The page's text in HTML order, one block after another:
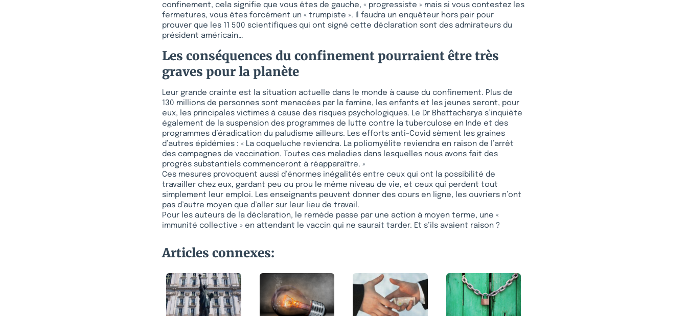
confinement, cela signifie que vous êtes de gauche, « progressiste » mais si vous contestez les
fermetures, vous êtes forcément un « trumpiste ». Il faudra un enquêteur hors pair pour
prouver que les 11 500 scientifiques qui ont signé cette déclaration sont des admirateurs du
président américain…
Les conséquences du confinement pourraient être très
graves pour la planète
Leur grande crainte est la situation actuelle dans le monde à cause du confinement. Plus de
130 millions de personnes sont menacées par la famine, les enfants et les jeunes seront, pour
eux, les principales victimes à cause des risques psychologiques. Le Dr Bhattacharya s’inquiète
également de la suspension des programmes de lutte contre la tuberculose en Inde et des
programmes d’éradication du paludisme ailleurs. Les efforts anti-Covid sèment les graines
d’autres épidémies : « La coqueluche reviendra. La poliomyélite reviendra en raison de l’arrêt
des campagnes de vaccination. Toutes ces maladies dans lesquelles nous avons fait des
progrès substantiels commenceront à réapparaître. »
Ces mesures provoquent aussi d’énormes inégalités entre ceux qui ont la possibilité de
travailler chez eux, gardant peu ou prou le même niveau de vie, et ceux qui perdent tout
simplement leur emploi. Les enseignants peuvent donner des cours en ligne, les ouvriers n’ont
pas d’autre moyen que d’aller sur leur lieu de travail.
Pour les auteurs de la déclaration, le remède passe par une action à moyen terme, une «
immunité collective » en attendant le vaccin qui ne saurait tarder. Et s’ils avaient raison ?
Articles connexes: